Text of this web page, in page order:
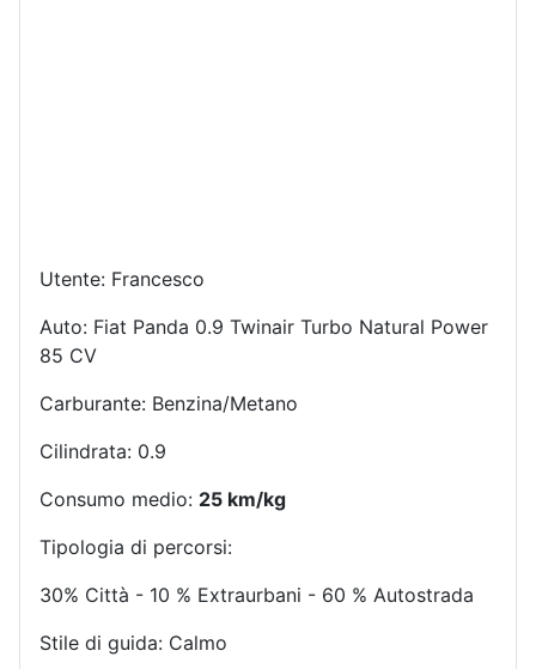
Utente: Francesco
Auto: Fiat Panda 0.9 Twinair Turbo Natural Power
85 CV
Carburante: Benzina/Metano
Cilindrata: 0.9
Consumo medio: 25 km/kg
Tipologia di percorsi:
30% Città - 10 % Extraurbani - 60 % Autostrada
Stile di guida: Calmo